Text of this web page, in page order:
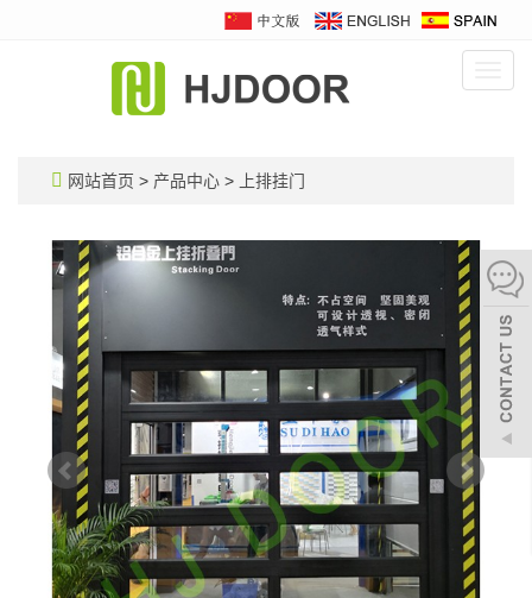
网站首页 > 产品中心 > 上排挂门